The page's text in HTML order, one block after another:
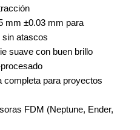
mm ±0.03 mm para
atascos
suave con buen brillo
completa para proyectos
FDM (Neptune, Ender,